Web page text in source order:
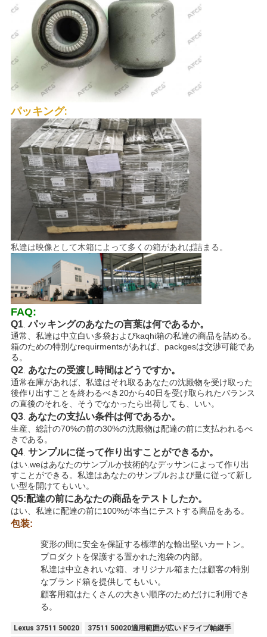
く
だ
さ
い
ラ
バ
シ
ー
ポ
リ
シ
ー
パッキング:
私達は映像として木箱によって多くの箱があれば詰まる。
FAQ:
Q1.パッキングのあなたの言葉は何であるか。
通常、私達は中立白い多袋およびkaqhi箱の私達の商品を詰める。
箱のための特別なrequirmentsがあれば、packgesは交渉可能であ
る。
Q2. あなたの受渡し時間はどうですか。
通常在庫があれば、私達はそれ取るあなたの沈殿物を受け取った
後作り出すことを終わるべき20から40日を受け取られたバランス
の直後のそれを、そうでなかったら出荷しても、いい。
Q3. あなたの支払い条件は何であるか。
生産、総計の70%の前の30%の沈殿物は配達の前に支払われるべ
きである。
Q4. サンプルに従って作り出すことができるか。
はい.weはあなたのサンプルか技術的なデッサンによって作り出
すことができる。私達はあなたのサンプルおよび量に従って新し
い型を開けてもいい。
Q5:配達の前にあなたの商品をテストしたか。
はい、私達に配達の前に100%が本当にテストする商品をある。
包装:
変形の間に安全を保証する標準的な輸出堅いカートン。
プロダクトを保護する置かれた泡袋の内部。
私達は中立きれいな箱、オリジナル箱または顧客の特別
なブランド箱を提供してもいい。
顧客用箱はたくさんの大きい順序のためだけに利用でき
る。
Lexus 37511 50020
37511 50020適用範囲が広いドライブ軸継手